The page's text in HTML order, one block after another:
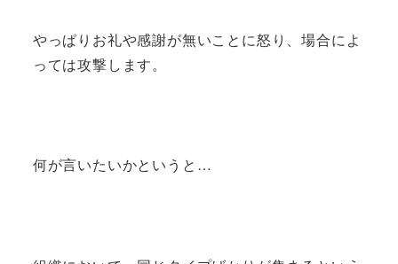
やっぱりお礼や感謝が無いことに怒り、場合によ
っては攻撃します。
何が言いたいかというと…